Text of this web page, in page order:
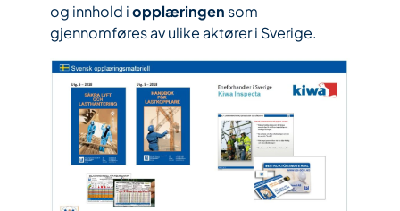
og innhold iopplæringen som
gjennomføres av ulike aktører i Sverige.